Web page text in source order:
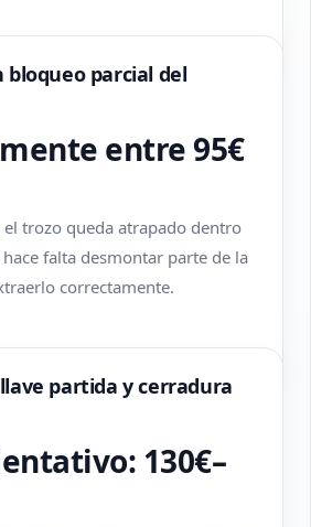
bloqueo parcial del
entre 95€
el trozo queda atrapado dentro
falta desmontar parte de la
correctamente.
partida y cerradura
130€–